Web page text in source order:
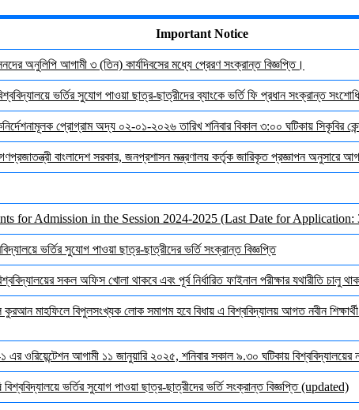
Important Notice
অনুলিপি আগামী ৩ (তিন) কার্যদিবসের মধ্যে প্রেরণ সংক্রান্ত বিজ্ঞপ্তি।
ভর্তির সুযোগ পাওয়া ছাত্র-ছাত্রীদের ব্যাংকে ভর্তি ফি প্রধান সংক্রান্ত
প্রোগ্রাম অদ্য ০২-০১-২০২৬ তারিখ শনিবার বিকাল ৩:০০ ঘটিকায় সিকৃবির
বাংলাদেশ সরকার, জনপ্রশাসন মন্ত্রণালয় কর্তৃক জারিকৃত প্রজ্ঞাপন অনুসারে
for Admission in the Session 2024-2025 (Last Date for Application:
ভর্তির সুযোগ পাওয়া ছাত্র-ছাত্রীদের ভর্তি সংক্রান্ত বিজ্ঞপ্তি
সকল অফিস খোলা থাকবে এবং পূর্ব নির্ধারিত ফাইনাল পরীক্ষার যথারীতি চালু
মাহফিলে বিপুলসংখ্যক লোক সমাগম হবে বিধায় এ বিশ্ববিদ্যালয় আগত নবীন
ওরিয়েন্টেশন আগামী ১১ জানুয়ারি ২০২৫, শনিবার সকাল ৯.৩০ ঘটিকায় বিশ্ববিদ্যালয়ের
ভর্তির সুযোগ পাওয়া ছাত্র-ছাত্রীদের ভর্তি সংক্রান্ত বিজ্ঞপ্তি (updated)